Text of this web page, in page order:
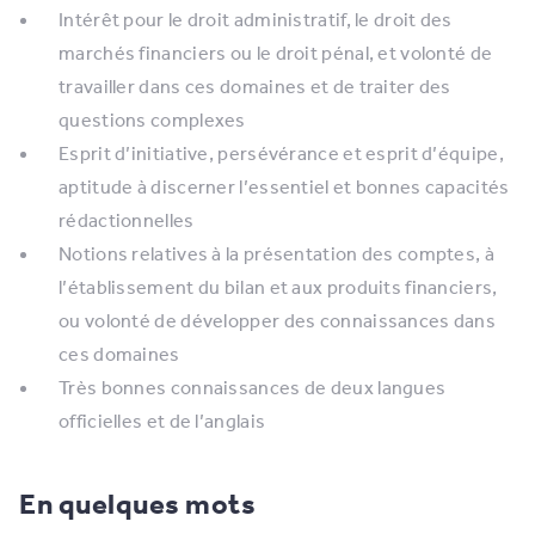
Intérêt pour le droit administratif, le droit des
marchés financiers ou le droit pénal, et volonté de
travailler dans ces domaines et de traiter des
questions complexes
Esprit d’initiative, persévérance et esprit d’équipe,
aptitude à discerner l’essentiel et bonnes capacités
rédactionnelles
Notions relatives à la présentation des comptes, à
l’établissement du bilan et aux produits financiers,
ou volonté de développer des connaissances dans
ces domaines
Très bonnes connaissances de deux langues
officielles et de l’anglais
En quelques mots